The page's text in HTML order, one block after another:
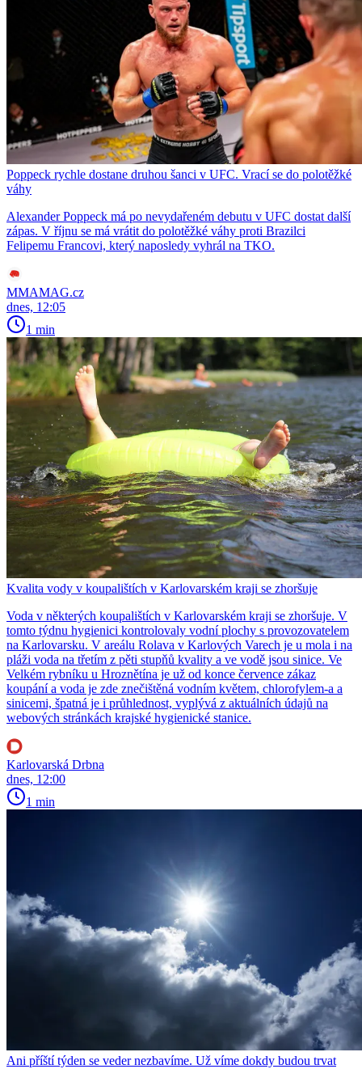
Poppeck rychle dostane druhou šanci v UFC. Vrací se do polotěžké
váhy
Alexander Poppeck má po nevydařeném debutu v UFC dostat další
zápas. V říjnu se má vrátit do polotěžké váhy proti Brazilci
Felipemu Francovi, který naposledy vyhrál na TKO.
MMAMAG.cz
dnes, 12:05
1 min
Kvalita vody v koupalištích v Karlovarském kraji se zhoršuje
Voda v některých koupalištích v Karlovarském kraji se zhoršuje. V
tomto týdnu hygienici kontrolovaly vodní plochy s provozovatelem
na Karlovarsku. V areálu Rolava v Karlových Varech je u mola i na
pláži voda na třetím z pěti stupňů kvality a ve vodě jsou sinice. Ve
Velkém rybníku u Hroznětína je už od konce července zákaz
koupání a voda je zde znečištěná vodním květem, chlorofylem-a a
sinicemi, špatná je i průhlednost, vyplývá z aktuálních údajů na
webových stránkách krajské hygienické stanice.
Karlovarská Drbna
dnes, 12:00
1 min
Ani příští týden se veder nezbavíme. Už víme dokdy budou trvat